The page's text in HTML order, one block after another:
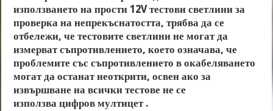
използването на прости 12V тестови светлини за
проверка на непрекъснатостта, трябва да се
отбележи, че тестовите светлини не могат да
измерват съпротивлението, което означава, че
проблемите със съпротивлението в окабеляването
могат да останат неоткрити, освен ако за
извършване на всички тестове не се
използва цифров мултицет .